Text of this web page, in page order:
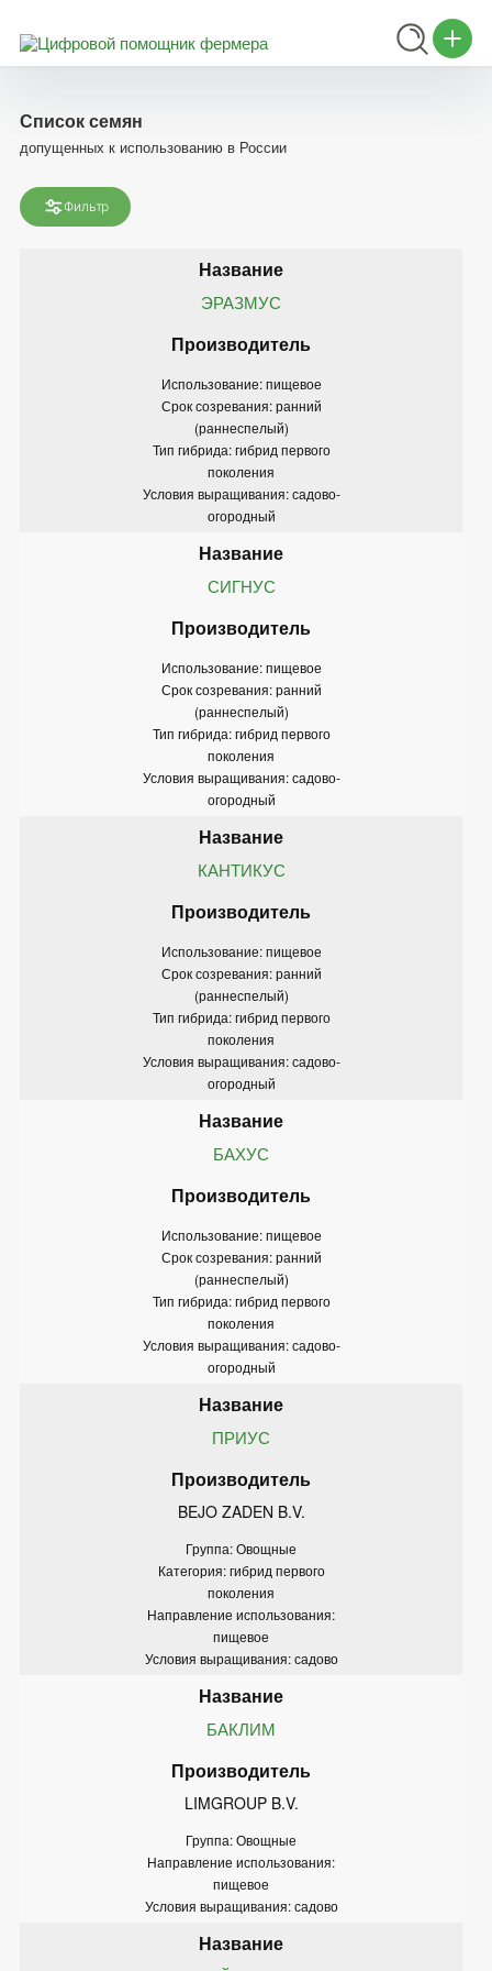
Список семян
допущенных к использованию в России
Фильтр
ЭРАЗМУС
Использование: пищевое
Срок созревания: ранний
(раннеспелый)
Тип гибрида: гибрид первого
поколения
Условия выращивания: садово-
огородный
СИГНУС
Использование: пищевое
Срок созревания: ранний
(раннеспелый)
Тип гибрида: гибрид первого
поколения
Условия выращивания: садово-
огородный
КАНТИКУС
Использование: пищевое
Срок созревания: ранний
(раннеспелый)
Тип гибрида: гибрид первого
поколения
Условия выращивания: садово-
огородный
БАХУС
Использование: пищевое
Срок созревания: ранний
(раннеспелый)
Тип гибрида: гибрид первого
поколения
Условия выращивания: садово-
огородный
ПРИУС
BEJO ZADEN B.V.
Группа: Овощные
Категория: гибрид первого
поколения
Направление использования:
пищевое
Условия выращивания: садово
БАКЛИМ
LIMGROUP B.V.
Группа: Овощные
Направление использования:
пищевое
Условия выращивания: садово